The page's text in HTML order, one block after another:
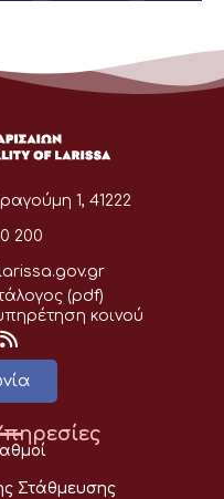
1, 41222
200
(pdf)
κοινού
Στάθμευσης